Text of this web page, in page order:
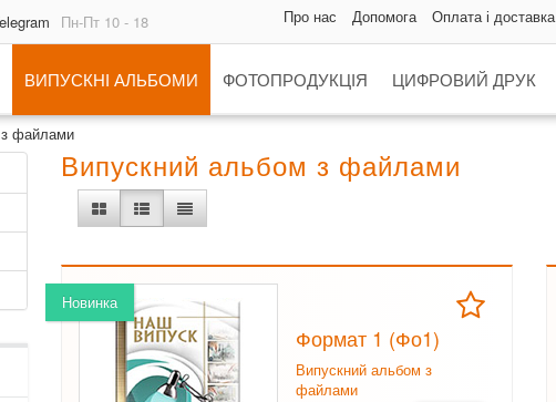
Пн-Пт 10 - 18 Про нас Допомога Оплата і доставка
ВИПУСКНІ АЛЬБОМИ ФОТОПРОДУКЦІЯ ЦИФРОВИЙ ДРУК
файлами
Випускний альбом з файлами
Новинка
Формат 1 (Фо1)
Випускний альбом з
файлами